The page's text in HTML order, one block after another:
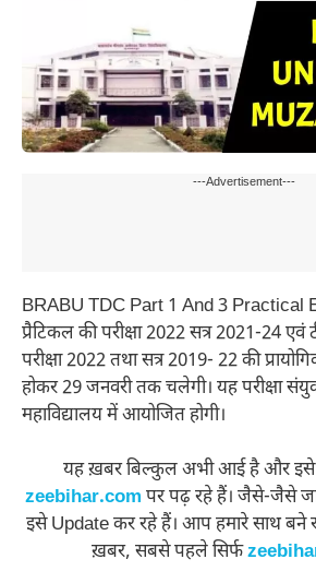
---Advertisement---
BRABU TDC Part 1 And 3 Practical
प्रैटिकल की परीक्षा 2022 सत्र 2021-24 एवं
परीक्षा 2022 तथा सत्र 2019- 22 की
होकर 29 जनवरी तक चलेगी। यह परीक्षा
महाविद्यालय में आयोजित होगी।
यह ख़बर बिल्कुल अभी आई है और
zeebihar.com पर पढ़ रहे हैं। जैसे-जैसे
इसे Update कर रहे हैं। आप हमारे साथ बने
ख़बर, सबसे पहले सिर्फ